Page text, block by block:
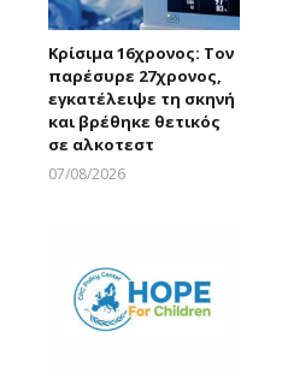
Κρίσιμα 16χρονος: Τον
παρέσυρε 27χρονος,
εγκατέλειψε τη σκηνή
και βρέθηκε θετικός
σε αλκοτεστ
07/08/2026